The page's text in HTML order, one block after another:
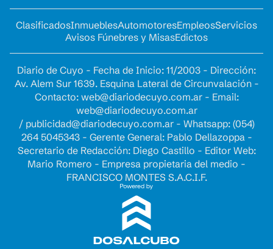
ClasificadosInmueblesAutomotoresEmpleosServicios
Avisos Fúnebres y MisasEdictos
Diario de Cuyo - Fecha de Inicio: 11/2003 - Dirección:
Av. Alem Sur 1639. Esquina Lateral de Circunvalación -
Contacto: web@diariodecuyo.com.ar- Email:
web@diariodecuyo.com.ar
/ publicidad@diariodecuyo.com.ar- Whatsapp: (054)
264 5045343 - Gerente General: Pablo Dellazoppa -
Secretario de Redacción: Diego Castillo - Editor Web:
Mario Romero - Empresa propietaria del medio -
FRANCISCO MONTES S.A.C.I.F.